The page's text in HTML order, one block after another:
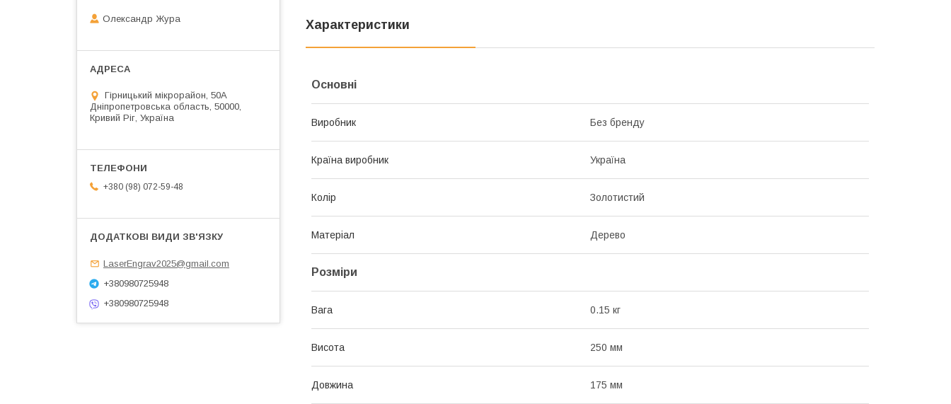
Характеристики
Основні
Виробник Без бренду
Країна виробник Україна
Колір Золотистий
Матеріал Дерево
Розміри
Вага 0.15 кг
Висота 250 мм
Довжина 175 мм
Олександр Жура
Гірницький мікрорайон, 50А
Дніпропетровська область, 50000,
Кривий Ріг, Україна
+380 (98) 072-59-48
LaserEngrav2025@gmail.com
+380980725948
+380980725948